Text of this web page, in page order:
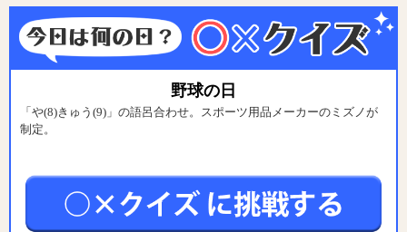
野球の日
「や(8)きゅう(9)」の語呂合わせ。スポーツ用品メーカーのミズノが
制定。